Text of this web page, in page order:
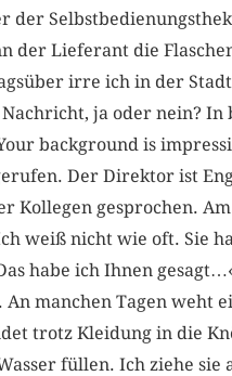
der Lieferant die
irre ich in der
ja oder nein?
background is
Der Direktor ist
Kollegen gesprochen.
weiß nicht wie oft. Sie
habe ich Ihnen
manchen Tagen weht
trotz Kleidung in die
füllen. Ich ziehe sie